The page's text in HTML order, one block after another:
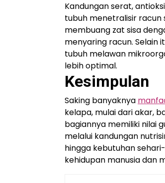
Kandungan serat,
tubuh menetralisir
membuang zat sisa
menyaring racun. Selain
tubuh melawan
lebih optimal.
Kesimpulan
Saking banyaknya
kelapa, mulai dari akar,
bagiannya memiliki nilai
melalui kandungan
hingga kebutuhan
kehidupan manusia dan